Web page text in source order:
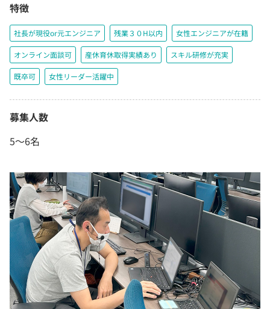
特徴
社長が現役or元エンジニア 残業３０H以内 女性エンジニアが在籍
オンライン面談可 産休育休取得実績あり スキル研修が充実
既卒可 女性リーダー活躍中
募集人数
5～6名